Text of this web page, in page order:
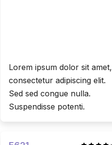
Lorem ipsum dolor sit amet,
consectetur adipiscing elit.
Sed sed congue nulla.
Suspendisse potenti.